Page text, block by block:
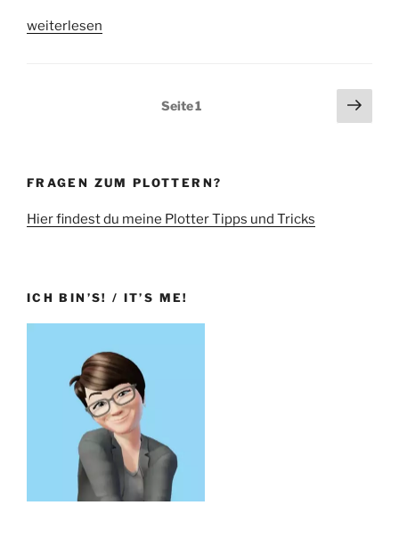
„Halloween
weiterlesen
Seitennummerierung
Seite1
FRAGEN ZUM PLOTTERN?
Hier findest du meine Plotter Tipps und Tricks
ICH BIN’S! / IT’S ME!